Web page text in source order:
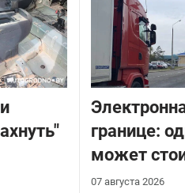
границе:
может
07 августа 2026